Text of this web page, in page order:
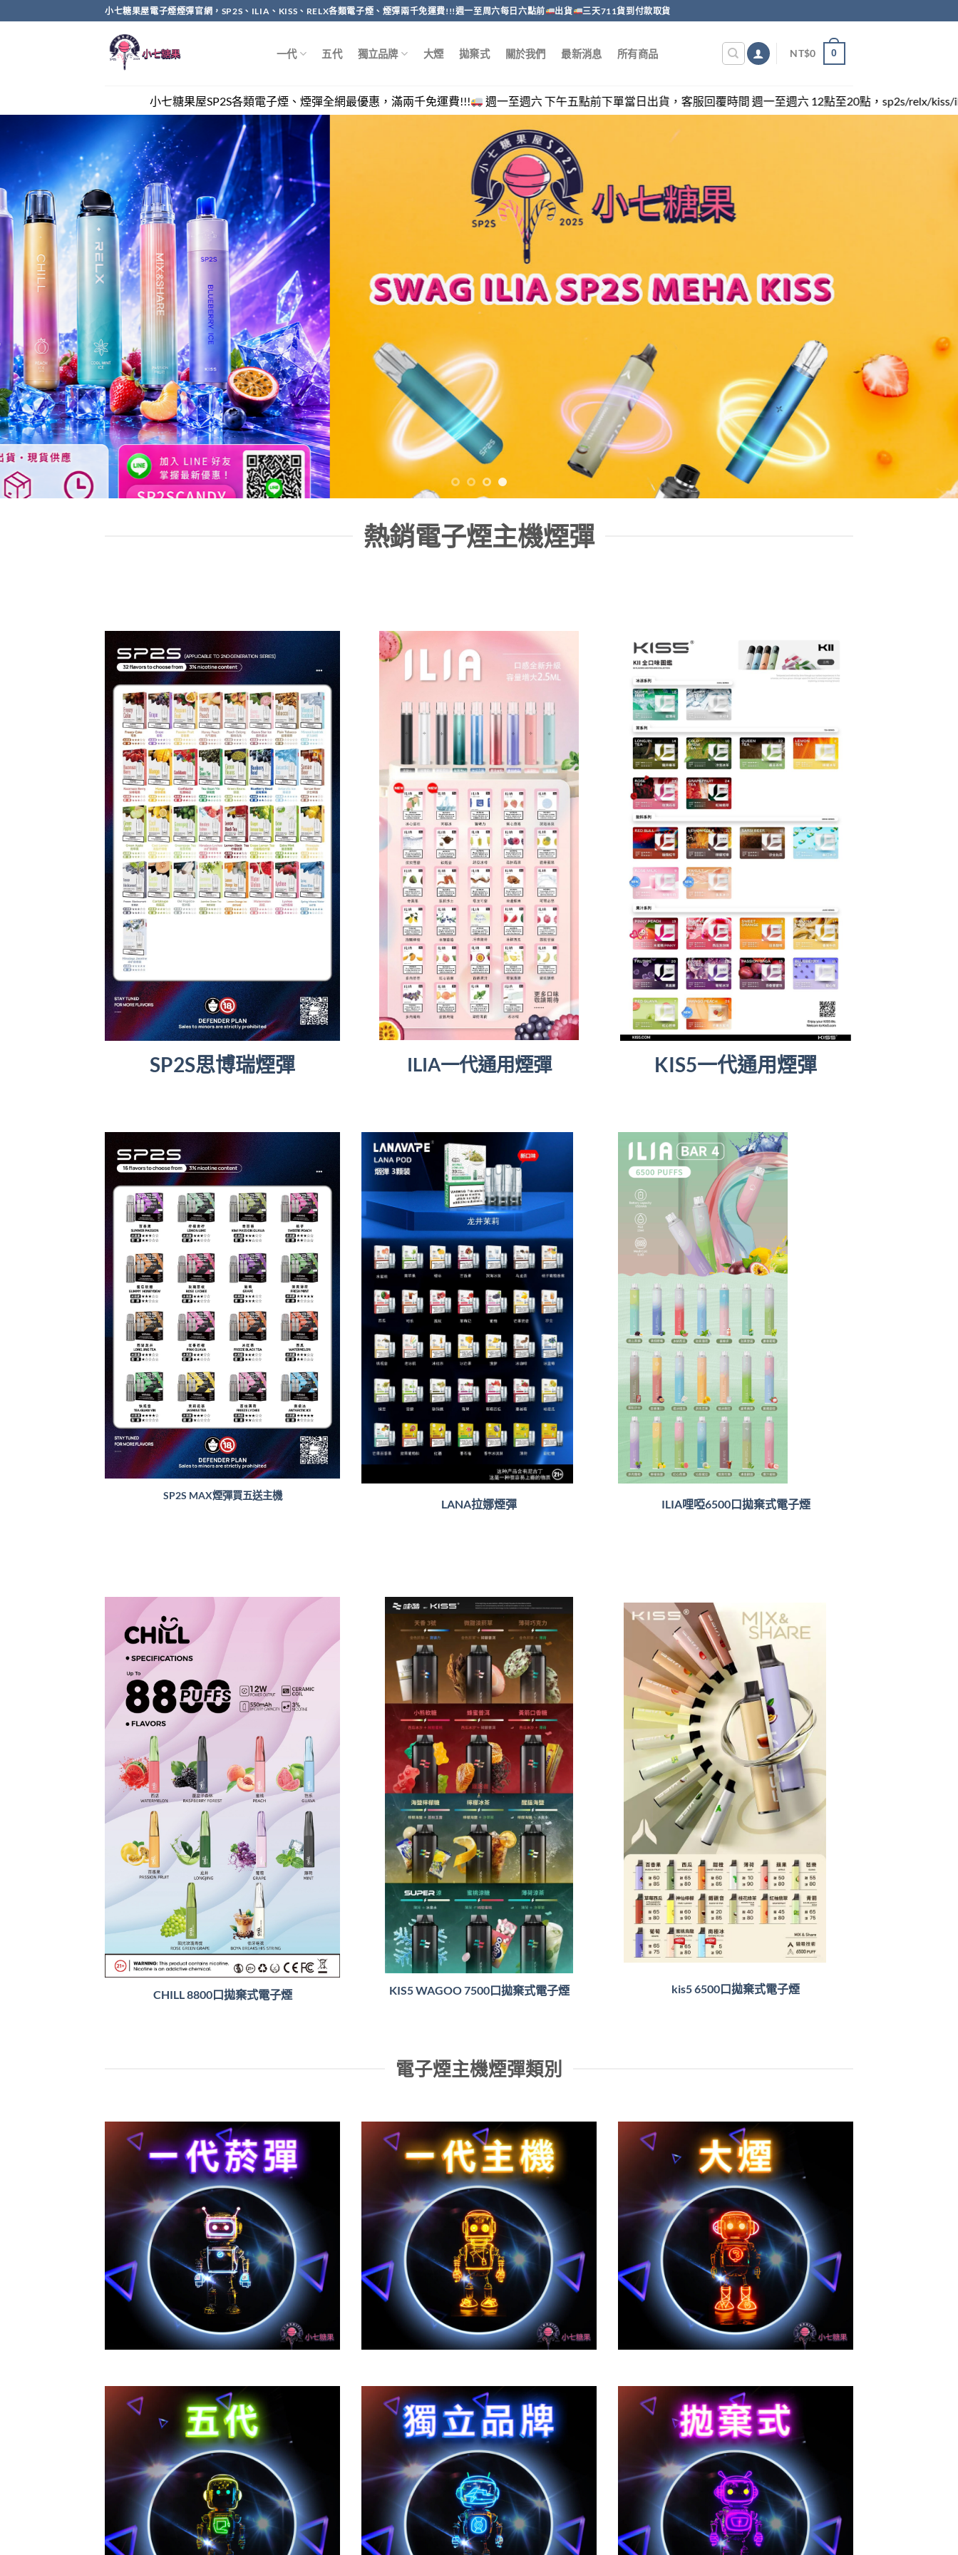
to
小七糖果屋電子煙煙彈官網，SP2S、ILIA、KISS、RELX各類電子煙、煙彈兩千免運費!!!週一至周六每日六點前 出貨 三天711貨到付款取貨
一代 五代 獨立品牌 大煙 拋棄式 關於我們 最新消息 所有商品 NT$0 0
小七糖果屋SP2S各類電子煙、煙彈全網最優惠，滿兩千免運費!!! 週一至週六 下午五點前下單當日出貨，客服回覆時間 週一至週六 12點至20點，sp2s/relx/kiss/ilia/swag各類電子
熱銷電子煙主機煙彈
SP2S思博瑞煙彈 ILIA一代通用煙彈 KIS5一代通用煙彈
SP2S MAX煙彈買五送主機
LANA拉娜煙彈 ILIA哩啞6500口拋棄式電子煙
CHILL 8800口拋棄式電子煙 KIS5 WAGOO 7500口拋棄式電子煙 kis5 6500口拋棄式電子煙
電子煙主機煙彈類別